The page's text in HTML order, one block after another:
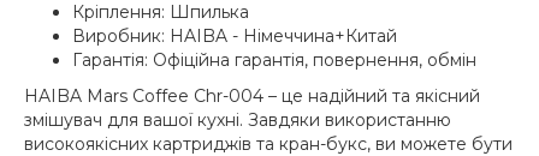
Кріплення: Шпилька
Виробник: HAIBA - Німеччина+Китай
Гарантія: Офіційна гарантія, повернення, обмін
HAIBA Mars Coffee Chr-004 – це надійний та якісний
змішувач для вашої кухні. Завдяки використанню
високоякісних картриджів та кран-букс, ви можете бути